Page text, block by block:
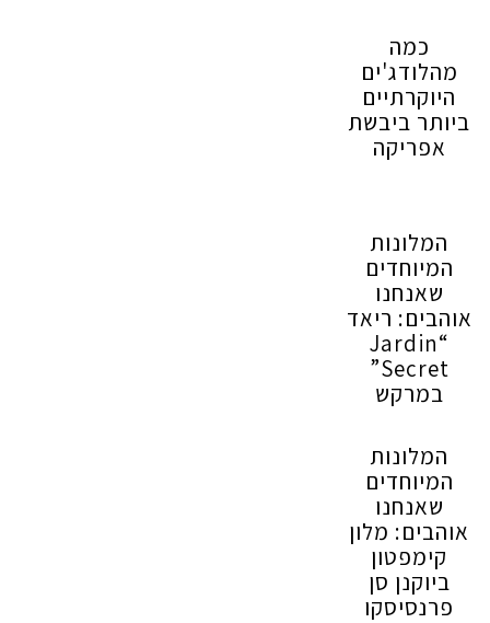
כמה
מהלודג'ים
היוקרתיים
ביותר ביבשת
אפריקה
המלונות
המיוחדים
שאנחנו
אוהבים: ריאד
“Jardin
Secret”
במרקש
המלונות
המיוחדים
שאנחנו
אוהבים: מלון
קימפטון
ביוקנן סן
פרנסיסקו